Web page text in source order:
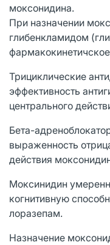
моксонидина.
При назначении
глибенкламидом
Трициклические
эффективность
центрального
Бета-
выраженность
действия
Моксинидин
когнитивную
лоразепам.
Назначение